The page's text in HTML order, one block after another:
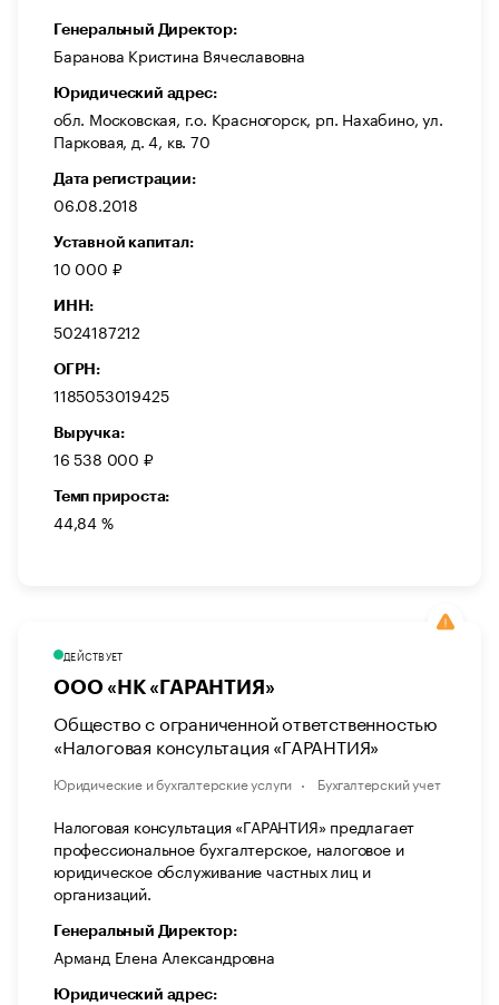
Генеральный Директор:
Баранова Кристина Вячеславовна
Юридический адрес:
обл. Московская, г.о. Красногорск, рп. Нахабино, ул.
Парковая, д. 4, кв. 70
Дата регистрации:
06.08.2018
Уставной капитал:
10 000 ₽
ИНН:
5024187212
ОГРН:
1185053019425
Выручка:
16 538 000 ₽
Темп прироста:
44,84 %
ДЕЙСТВУЕТ
ООО «НК «ГАРАНТИЯ»
Общество с ограниченной ответственностью
«Налоговая консультация «ГАРАНТИЯ»
Юридические и бухгалтерские услуги Бухгалтерский учет
Налоговая консультация «ГАРАНТИЯ» предлагает
профессиональное бухгалтерское, налоговое и
юридическое обслуживание частных лиц и
организаций.
Генеральный Директор:
Арманд Елена Александровна
Юридический адрес: